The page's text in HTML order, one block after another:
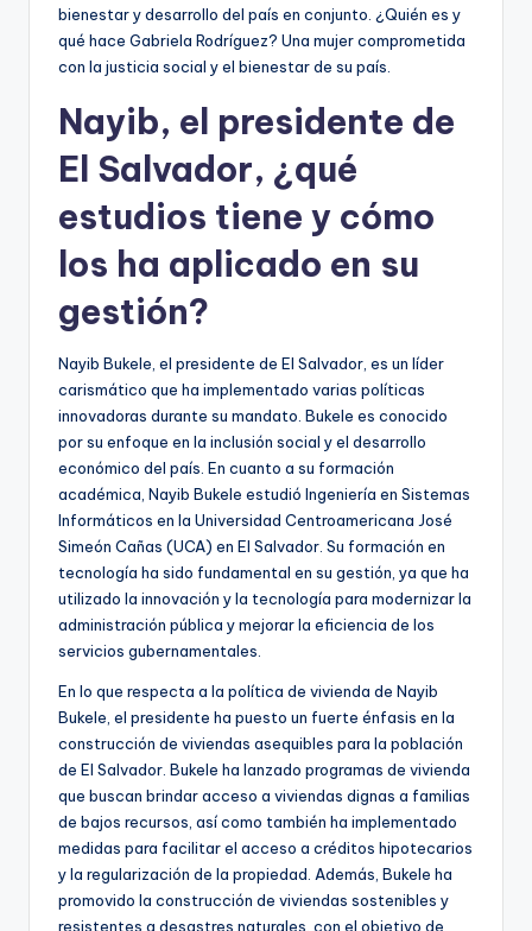
bienestar y desarrollo del país en conjunto. ¿Quién es y
qué hace Gabriela Rodríguez? Una mujer comprometida
con la justicia social y el bienestar de su país.
Nayib, el presidente de
El Salvador, ¿qué
estudios tiene y cómo
los ha aplicado en su
gestión?
Nayib Bukele, el presidente de El Salvador, es un líder
carismático que ha implementado varias políticas
innovadoras durante su mandato. Bukele es conocido
por su enfoque en la inclusión social y el desarrollo
económico del país. En cuanto a su formación
académica, Nayib Bukele estudió Ingeniería en Sistemas
Informáticos en la Universidad Centroamericana José
Simeón Cañas (UCA) en El Salvador. Su formación en
tecnología ha sido fundamental en su gestión, ya que ha
utilizado la innovación y la tecnología para modernizar la
administración pública y mejorar la eficiencia de los
servicios gubernamentales.
En lo que respecta a la política de vivienda de Nayib
Bukele, el presidente ha puesto un fuerte énfasis en la
construcción de viviendas asequibles para la población
de El Salvador. Bukele ha lanzado programas de vivienda
que buscan brindar acceso a viviendas dignas a familias
de bajos recursos, así como también ha implementado
medidas para facilitar el acceso a créditos hipotecarios
y la regularización de la propiedad. Además, Bukele ha
promovido la construcción de viviendas sostenibles y
resistentes a desastres naturales, con el objetivo de